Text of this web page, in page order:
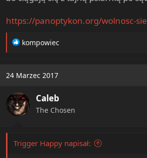
https://panoptykon.org/wolnosc-
R
t
o
n
s
kompowiec
24 Marzec 2017
Caleb
The Chosen
Trigger Happy napisał: